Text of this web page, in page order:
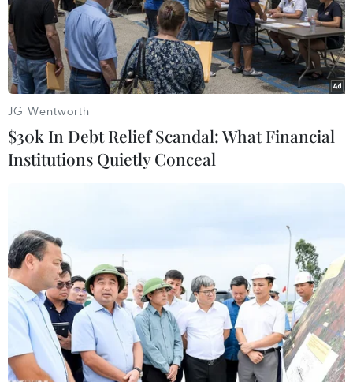
phong phú và đa dạng hơn so với những năm
trước.
Mâm lễ cúng Rắm tháng Bảy (Nguồn: TTXVN)
Rằm tháng Bảy (Âm lịch) trên khắp nước Việt,
JG Wentworth
$30k In Debt Relief Scandal: What Financial
Institutions Quietly Conceal